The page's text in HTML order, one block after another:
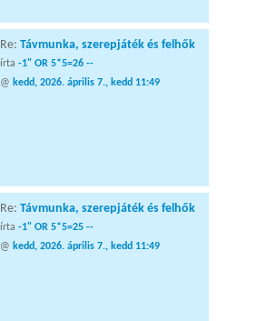
Re: Távmunka, szerepjáték és felhők
írta -1" OR 5*5=26 --
@ kedd, 2026. április 7., kedd 11:49
Re: Távmunka, szerepjáték és felhők
írta -1" OR 5*5=25 --
@ kedd, 2026. április 7., kedd 11:49